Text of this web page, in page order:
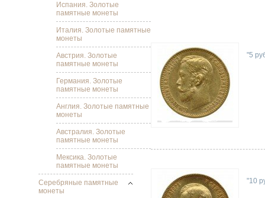
Испания. Золотые
памятные монеты
Италия. Золотые памятные
монеты
Австрия. Золотые
памятные монеты
Германия. Золотые
памятные монеты
Англия. Золотые памятные
монеты
Австралия. Золотые
памятные монеты
Мексика. Золотые
памятные монеты
Серебряные памятные
монеты
"5
"10